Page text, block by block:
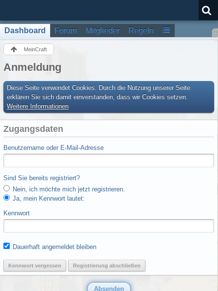
Dashboard Forum Mitglieder Regeln
MeinCraft
Anmeldung
Diese Seite verwendet Cookies. Durch die Nutzung unserer Seite
erklären Sie sich damit einverstanden, dass wir Cookies setzen.
Weitere Informationen
Zugangsdaten
Benutzername oder E-Mail-Adresse
Sind Sie bereits registriert?
Nein, ich möchte mich jetzt registrieren.
Ja, mein Kennwort lautet:
Kennwort
Dauerhaft angemeldet bleiben
Kennwort vergessen Registrierung abschließen